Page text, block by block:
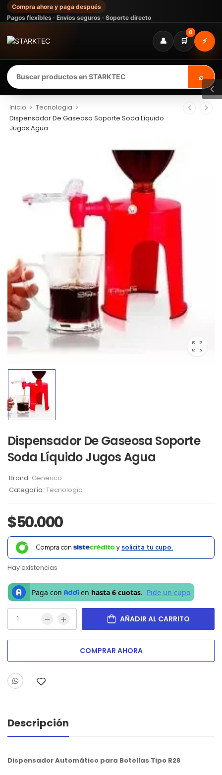
Compra ahora y paga después
Pagos flexibles · Envíos seguros · Soporte directo
👤 🛒
0
⚡
⌕
Inicio > Tecnologia >
Dispensador De Gaseosa Soporte Soda Líquido
Jugos Agua
Dispensador De Gaseosa Soporte
Soda Líquido Jugos Agua
Brand: Generico
Categoría: Tecnologia
$50.000
Compra con y solicita tu cupo.
Hay existencias
AÑADIR AL CARRITO
COMPRAR AHORA
Descripción
Dispensador Automático para Botellas Tipo R28